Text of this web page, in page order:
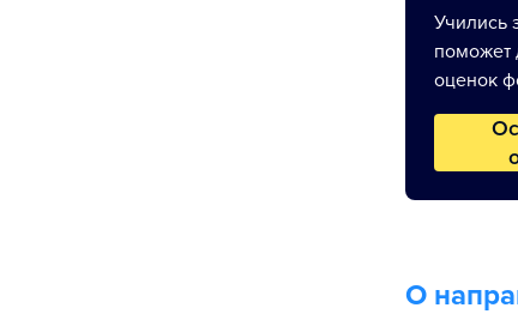
Учились
поможет
оценок
О